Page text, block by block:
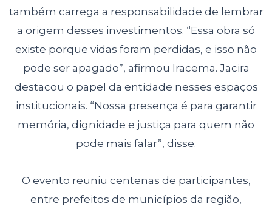
também carrega a responsabilidade de lembrar
a origem desses investimentos. “Essa obra só
existe porque vidas foram perdidas, e isso não
pode ser apagado”, afirmou Iracema. Jacira
destacou o papel da entidade nesses espaços
institucionais. “Nossa presença é para garantir
memória, dignidade e justiça para quem não
pode mais falar”, disse.
O evento reuniu centenas de participantes,
entre prefeitos de municípios da região,